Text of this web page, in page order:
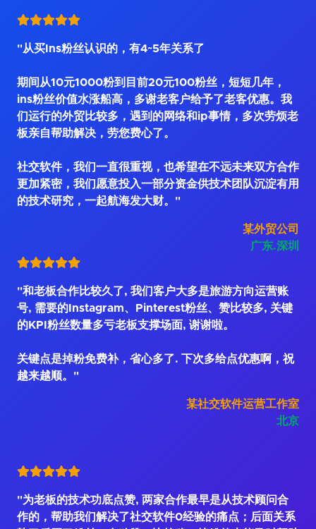
"从买Ins粉丝认识的，有4~5年关系了
期间从10元1000粉到目前20元100粉丝，短短几年，
ins粉丝价值水涨船高，多谢老客户给予了老客优惠。我
们运行的外贸比较多，遇到的网络和ip事情，多次劳烦老
板亲自帮助解决，劳您费心了。
社交软件，我们一直很重视，也希望在不远未来双方合作
更加紧密，我们愿意投入一部分资金供技术团队沉淀有用
的技术研究，一起航海发大财。"
某外贸公司
广东.深圳
"和老板合作比较久了, 我们客户大多是旅游方向运营账
号, 需要的Instagram、Pinterest粉丝、赞比较多, 关键
的KPI粉丝数量多亏老板支撑场面, 谢谢啦。
关键点是掉粉免费补，省心多了. 下次多给点优惠啊，祝
越来越顺。"
某社交软件运营工作室
北京
"为老板的技术功底点赞, 两家合作最早是从技术顾问合
作的，帮助我们解决了社交软件0经验的痛点；后面关系